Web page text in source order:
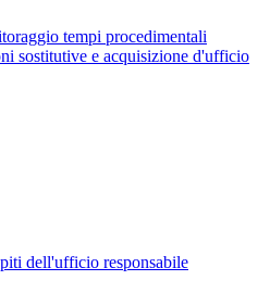
tempi procedimentali
sostitutive e acquisizione d'ufficio
dell'ufficio responsabile